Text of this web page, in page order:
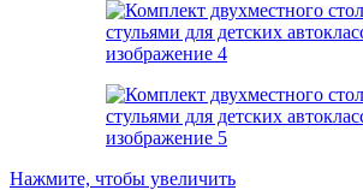
Нажмите, чтобы увеличить